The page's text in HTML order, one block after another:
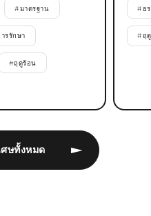
ษทั้งหมด
#มาตรฐาน
รรักษา
#ฤดูร้อน
#ธ
#ฤ